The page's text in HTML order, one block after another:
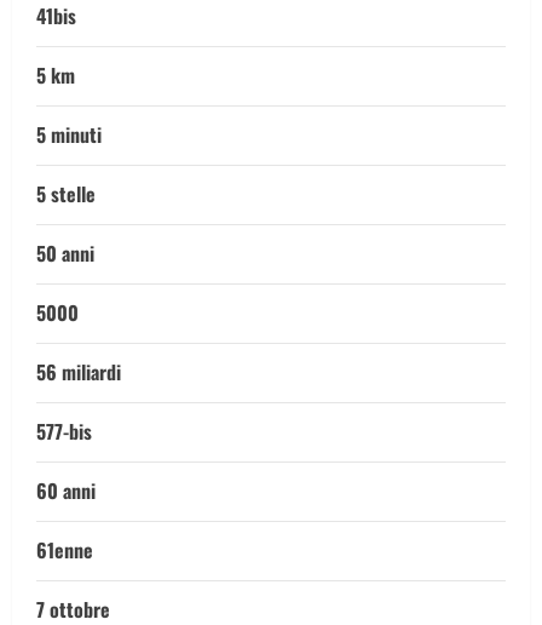
41bis
5 km
5 minuti
5 stelle
50 anni
5000
56 miliardi
577-bis
60 anni
61enne
7 ottobre